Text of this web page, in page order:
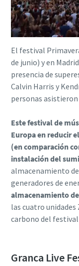
El festival
de junio) y en
presencia de
Calvin Harris y
personas
Este festival de
Europa en reducir
(en comparación
instalación del
almacenamiento
generadores de
almacenamiento
las cuatro unidades
carbono del festival
Granca Live